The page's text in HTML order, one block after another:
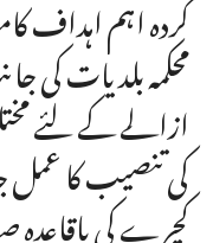
کردہ اہم اہداف
محکمہ بلدیات
ازالے کے لئے
کی تنصیب کا عمل
کچرے کی باقاعدہ